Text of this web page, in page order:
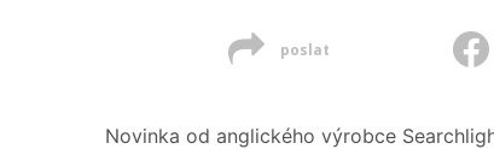
poslat
Novinka od anglického výrobce